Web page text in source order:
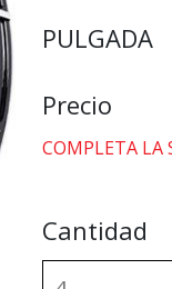
PULGADA
Precio
COMPLETA LA
Cantidad